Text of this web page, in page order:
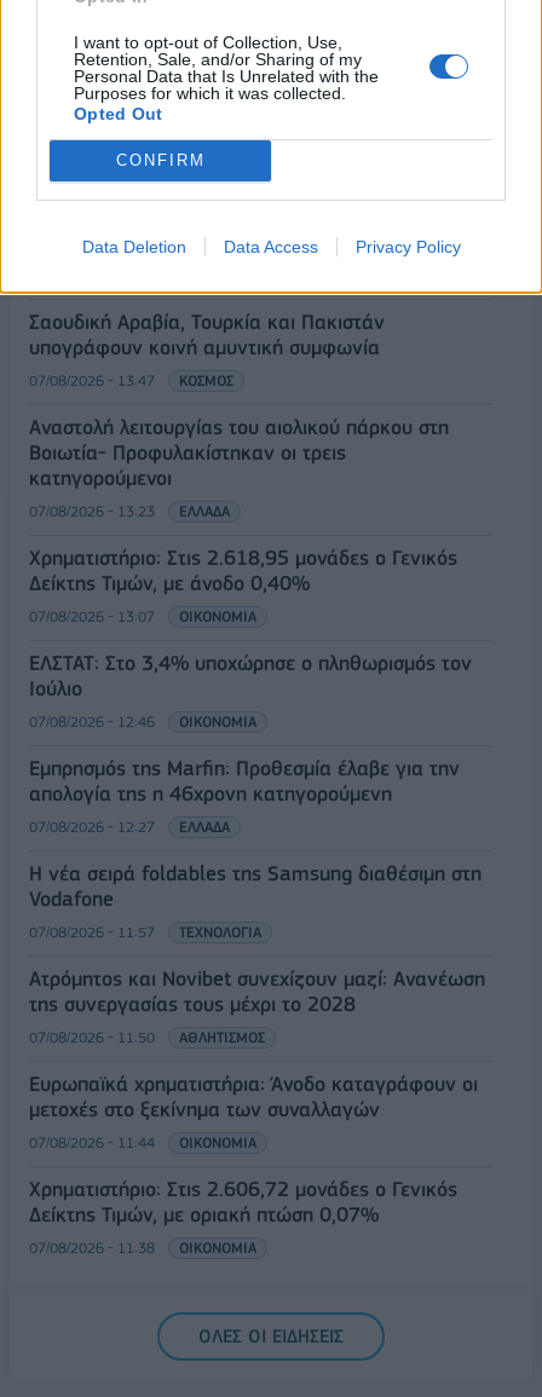
I want to opt-out of Collection, Use,
Retention, Sale, and/or Sharing of my
Personal Data that Is Unrelated with the
Purposes for which it was collected.
Opted Out
CONFIRM
Data Deletion Data Access Privacy Policy
ΡΟΗ ΕΙΔΗΣΕΩΝ
αρχείο η υπόθεση των υποκλοπών
Σαουδική Αραβία, Τουρκία και Πακιστάν
υπογράφουν κοινή αμυντική συμφωνία
07/08/2026 - 13:47 ΚΟΣΜΟΣ
Αναστολή λειτουργίας του αιολικού πάρκου στη
Βοιωτία- Προφυλακίστηκαν οι τρεις
κατηγορούμενοι
07/08/2026 - 13:23 ΕΛΛΑΔΑ
Χρηματιστήριο: Στις 2.618,95 μονάδες ο Γενικός
Δείκτης Τιμών, με άνοδο 0,40%
07/08/2026 - 13:07 ΟΙΚΟΝΟΜΙΑ
ΕΛΣΤΑΤ: Στο 3,4% υποχώρησε ο πληθωρισμός τον
Ιούλιο
07/08/2026 - 12:46 ΟΙΚΟΝΟΜΙΑ
Εμπρησμός της Marfin: Προθεσμία έλαβε για την
απολογία της η 46χρονη κατηγορούμενη
07/08/2026 - 12:27 ΕΛΛΑΔΑ
Η νέα σειρά foldables της Samsung διαθέσιμη στη
Vodafone
07/08/2026 - 11:57 ΤΕΧΝΟΛΟΓΙΑ
Ατρόμητος και Novibet συνεχίζουν μαζί: Ανανέωση
της συνεργασίας τους μέχρι το 2028
07/08/2026 - 11:50 ΑΘΛΗΤΙΣΜΟΣ
Ευρωπαϊκά χρηματιστήρια: Άνοδο καταγράφουν οι
μετοχές στο ξεκίνημα των συναλλαγών
07/08/2026 - 11:44 ΟΙΚΟΝΟΜΙΑ
Χρηματιστήριο: Στις 2.606,72 μονάδες ο Γενικός
Δείκτης Τιμών, με οριακή πτώση 0,07%
07/08/2026 - 11:38 ΟΙΚΟΝΟΜΙΑ
ΟΛΕΣ ΟΙ ΕΙΔΗΣΕΙΣ